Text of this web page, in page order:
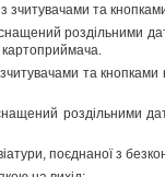
зчитувачами та
роздільними
зчитувачами та
роздільними
поєднаної з